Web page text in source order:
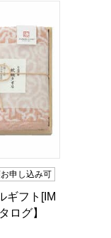
お申し込み可
ギフト[IM
ログ】
点中）